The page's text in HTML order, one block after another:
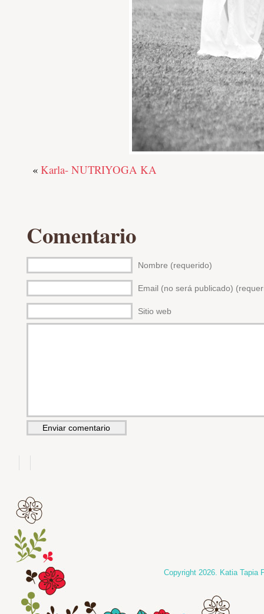
« Karla- NUTRIYOGA KA
Comentario
Nombre (requerido)
Email (no será publicado)
Sitio web
Copyright 2026. Katia Tapia